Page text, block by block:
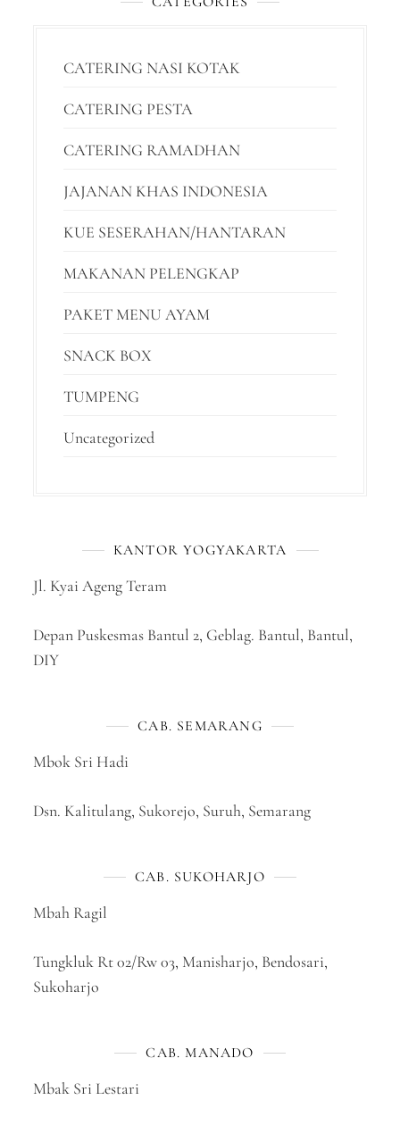
CATERING NASI KOTAK
CATERING PESTA
CATERING RAMADHAN
JAJANAN KHAS INDONESIA
KUE SESERAHAN/HANTARAN
MAKANAN PELENGKAP
PAKET MENU AYAM
SNACK BOX
TUMPENG
Uncategorized
KANTOR YOGYAKARTA
Jl. Kyai Ageng Teram
Depan Puskesmas Bantul 2, Geblag. Bantul, Bantul,
DIY
CAB. SEMARANG
Mbok Sri Hadi
Dsn. Kalitulang, Sukorejo, Suruh, Semarang
CAB. SUKOHARJO
Mbah Ragil
Tungkluk Rt 02/Rw 03, Manisharjo, Bendosari,
Sukoharjo
CAB. MANADO
Mbak Sri Lestari